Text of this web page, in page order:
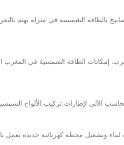
بالطاقة الشمسية في منزله يهتم
محطة كهربائية جديدة تعمل بالطاقة الشمسية